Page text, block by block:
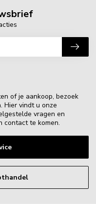
of je aankoop, bezoek
Hier vindt u onze
vragen en
contact te komen.